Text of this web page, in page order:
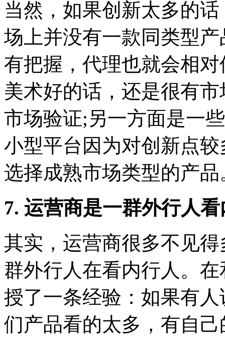
当然，如果创新太多的
场上并没有一款同类型
有把握，代理也就会相
美术好的话，还是很有
市场验证;另一方面是一
小型平台因为对创新点
选择成熟市场类型的产品
7. 运营商是一群外行人
其实，运营商很多不见
群外行人在看内行人。
授了一条经验：如果有
们产品看的太多，有自